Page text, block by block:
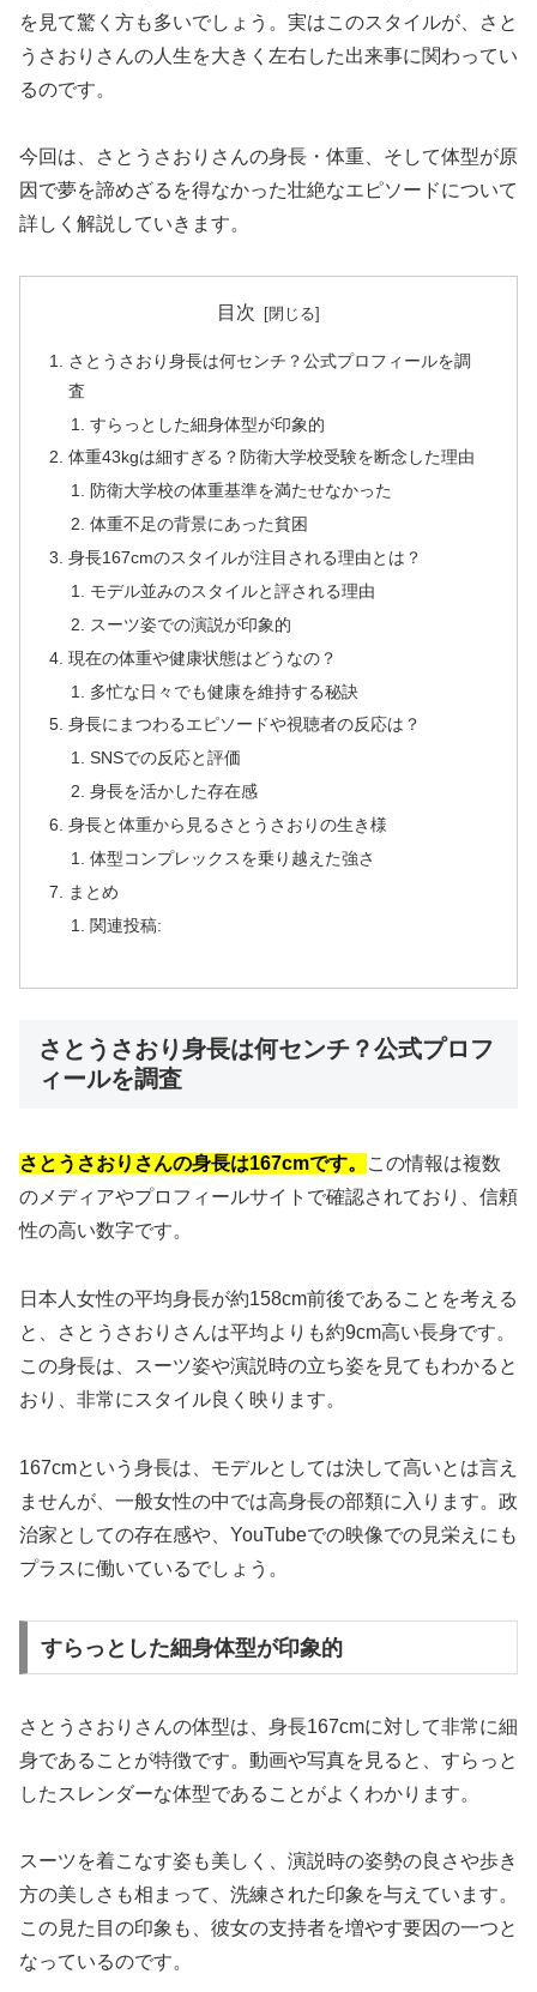
を見て驚く方も多いでしょう。実はこのスタイルが、さと
うさおりさんの人生を大きく左右した出来事に関わってい
るのです。
今回は、さとうさおりさんの身長・体重、そして体型が原
因で夢を諦めざるを得なかった壮絶なエピソードについて
詳しく解説していきます。
目次
さとうさおり身長は何センチ？公式プロフィールを調
査
すらっとした細身体型が印象的
体重43kgは細すぎる？防衛大学校受験を断念した理由
防衛大学校の体重基準を満たせなかった
体重不足の背景にあった貧困
身長167cmのスタイルが注目される理由とは？
モデル並みのスタイルと評される理由
スーツ姿での演説が印象的
現在の体重や健康状態はどうなの？
多忙な日々でも健康を維持する秘訣
身長にまつわるエピソードや視聴者の反応は？
SNSでの反応と評価
身長を活かした存在感
身長と体重から見るさとうさおりの生き様
体型コンプレックスを乗り越えた強さ
まとめ
関連投稿:
さとうさおり身長は何センチ？公式プロフ
ィールを調査
さとうさおりさんの身長は167cmです。
この情報は複数
のメディアやプロフィールサイトで確認されており、信頼
性の高い数字です。
日本人女性の平均身長が約158cm前後であることを考える
と、さとうさおりさんは平均よりも約9cm高い長身です。
この身長は、スーツ姿や演説時の立ち姿を見てもわかると
おり、非常にスタイル良く映ります。
167cmという身長は、モデルとしては決して高いとは言え
ませんが、一般女性の中では高身長の部類に入ります。政
治家としての存在感や、YouTubeでの映像での見栄えにも
プラスに働いているでしょう。
すらっとした細身体型が印象的
さとうさおりさんの体型は、身長167cmに対して非常に細
身であることが特徴です。動画や写真を見ると、すらっと
したスレンダーな体型であることがよくわかります。
スーツを着こなす姿も美しく、演説時の姿勢の良さや歩き
方の美しさも相まって、洗練された印象を与えています。
この見た目の印象も、彼女の支持者を増やす要因の一つと
なっているのです。